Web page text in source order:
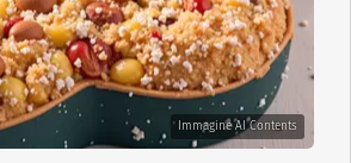
Immagine AI Contents